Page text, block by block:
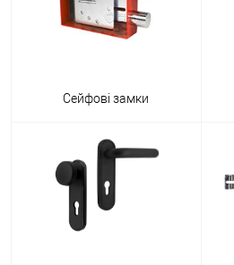
Сейфові замки